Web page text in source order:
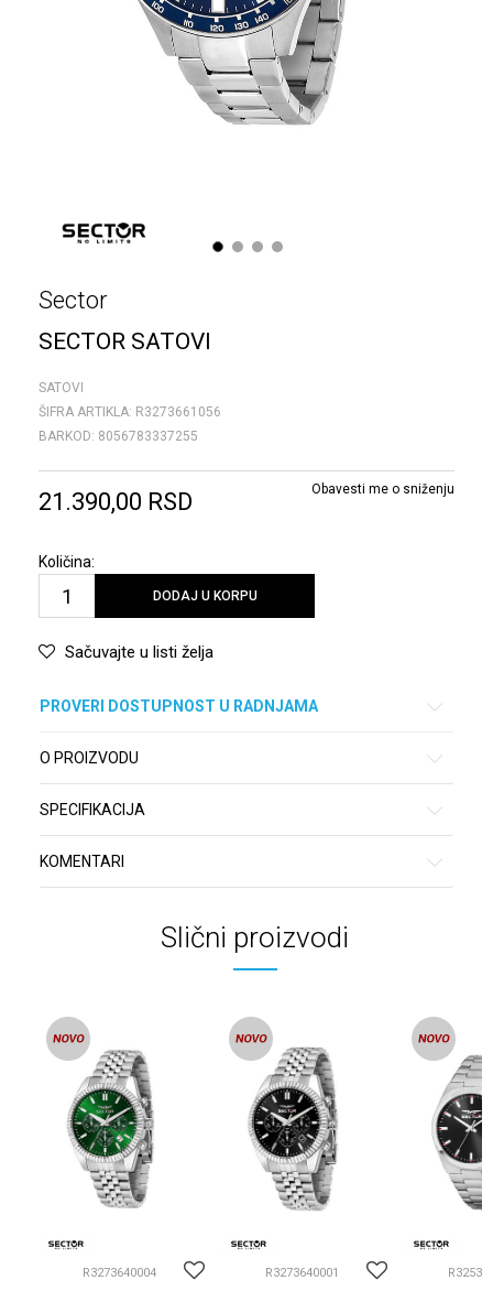
1 2 3 4
Sector
SECTOR SATOVI
SATOVI
ŠIFRA ARTIKLA: R3273661056
BARKOD: 8056783337255
21.390,00 RSD Obavesti me o sniženju
Količina:
DODAJ U KORPU
Sačuvajte u listi želja
PROVERI DOSTUPNOST U RADNJAMA
O PROIZVODU
SPECIFIKACIJA
KOMENTARI
Slični proizvodi
R3273640004 R3273640001